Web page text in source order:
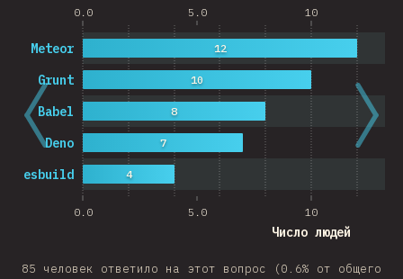
0.0 5.0 10
0.0 5.0 10
Число людей
esbuild
Deno
Babel
Grunt
Meteor
4
7
8
10
12
85 человек ответило на этот вопрос (0.6% от общего